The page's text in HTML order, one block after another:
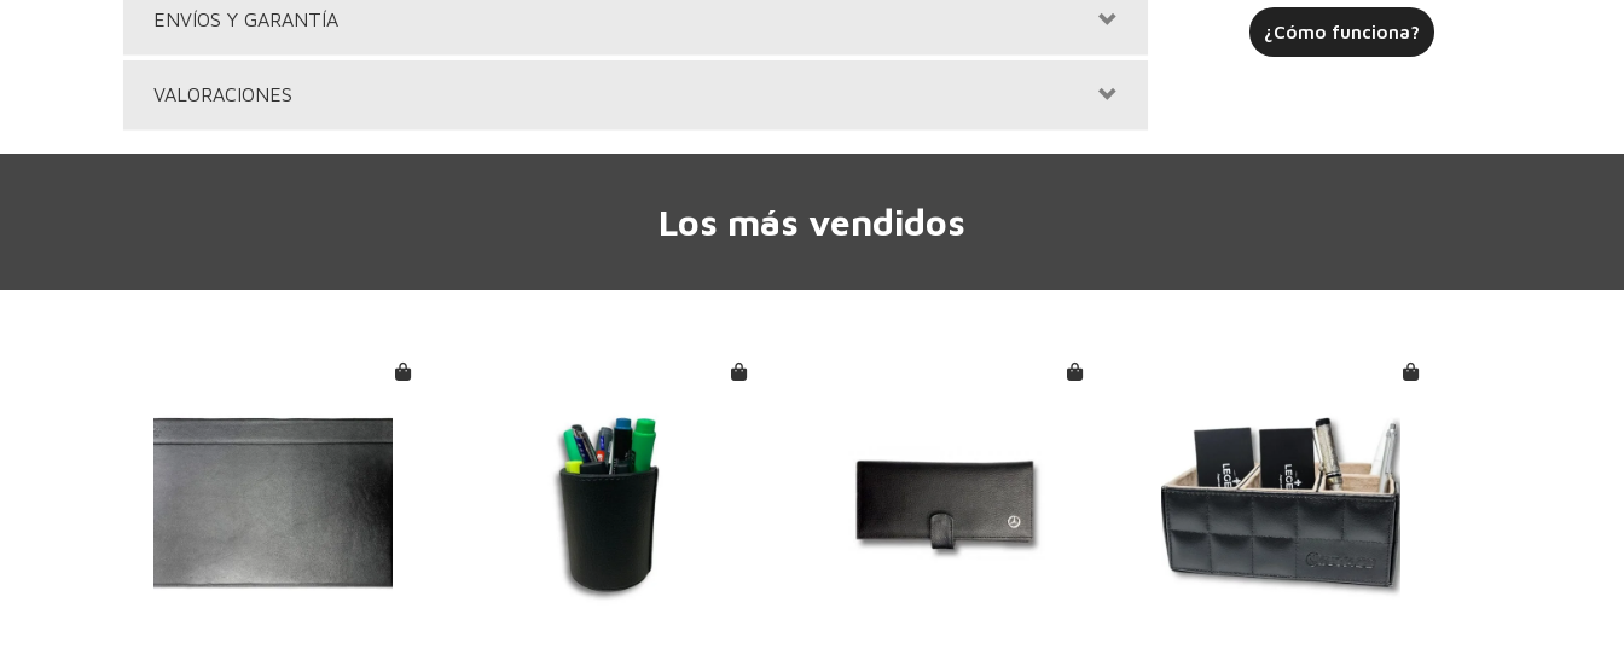
ENVÍOS Y GARANTÍA
VALORACIONES
¿Cómo funciona?
Los más vendidos